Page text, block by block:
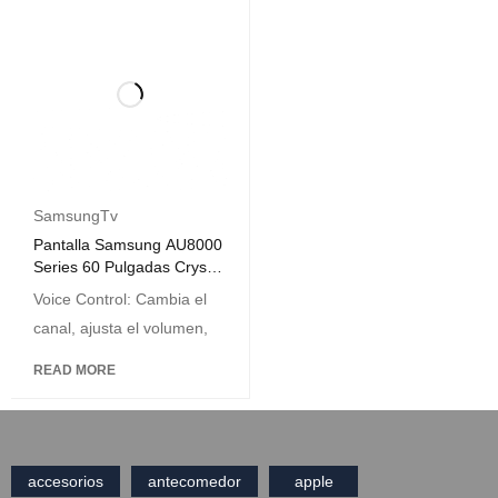
SamsungTv
Pantalla Samsung AU8000
Series 60 Pulgadas Crystal
Voice Control: Cambia el
canal, ajusta el volumen,
READ MORE
accesorios antecomedor apple